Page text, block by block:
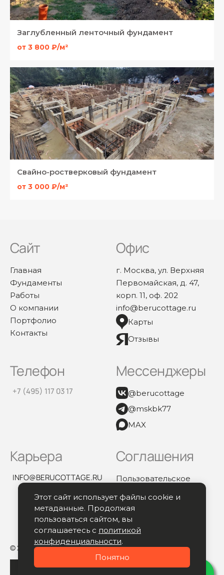
Этот сайт использует файлы cookie и
метаданные. Продолжая
пользоваться сайтом, вы
соглашаетесь с политикой
конфиденциальности.
Понятно
Заглубленный ленточный фундамент
от 3 800 ₽/м²
Свайно-ростверковый фундамент
от 3 000 ₽/м²
Сайт
Главная
Фундаменты
Работы
О компании
Портфолио
Контакты
Офис
г. Москва, ул. Верхняя
Первомайская, д. 47,
корп. 11, оф. 202
info@berucottage.ru
Карты
Отзывы
Телефон
+7 (495) 117 03 17
Мессенджеры
@berucottage
@mskbk77
MAX
Карьера
INFO@BERUCOTTAGE.RU
Соглашения
Пользовательское
Политика
конфиденциальности
© 2026 All rights reserved.